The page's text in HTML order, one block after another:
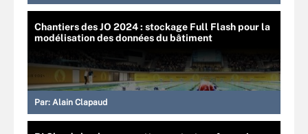
Chantiers des JO 2024 : stockage Full Flash pour la
modélisation des données du bâtiment
Par: Alain Clapaud